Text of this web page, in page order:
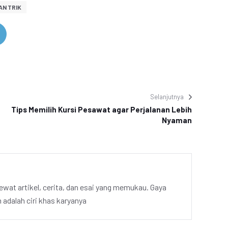
TRIK
Selanjutnya
Tips Memilih Kursi Pesawat agar Perjalanan Lebih
Nyaman
artikel, cerita, dan esai yang memukau. Gaya
ciri khas karyanya